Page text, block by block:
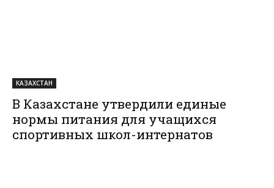
КАЗАХСТАН
В Казахстане утвердили единые
нормы питания для учащихся
спортивных школ-интернатов